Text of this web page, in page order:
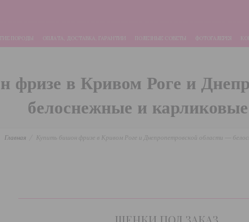
ПОРОДЫ ОПЛАТА, ДОСТАВКА, ГАРАНТИИ ПОЛЕЗНЫЕ СОВЕТЫ ФОТОГАЛЕРЕЯ
фризе в Кривом Роге и
белоснежные и
Главная Купить бишон фризе в Кривом Роге и Днепропетровской области —